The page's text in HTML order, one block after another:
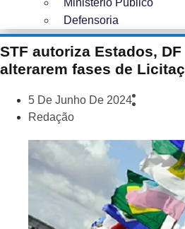
Ministério Público
Defensoria
STF autoriza Estados,
alterarem fases de
5 De Junho De 2024
Redação